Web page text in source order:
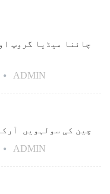
چائنا میڈیا گروپ
ADMIN
چین کی سولہویں
ADMIN